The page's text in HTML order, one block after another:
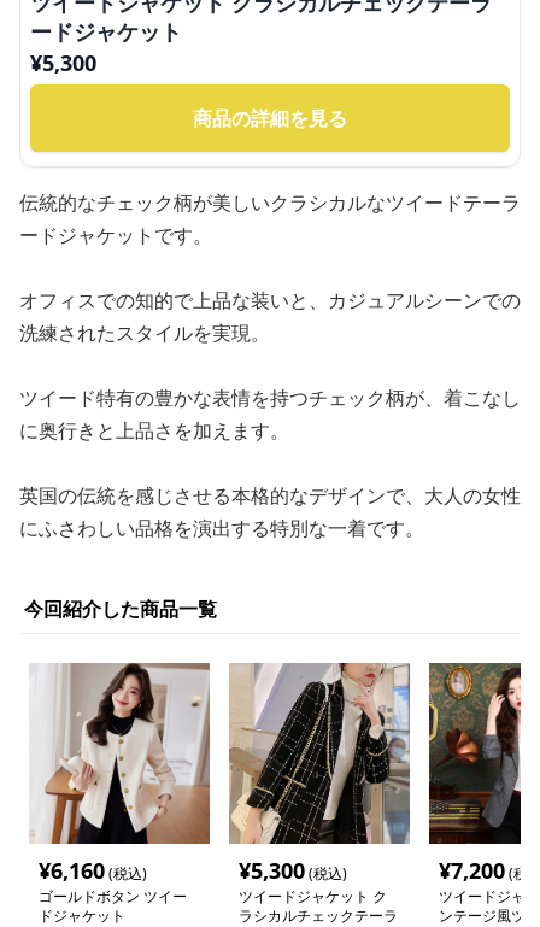
ードジャケット
¥5,300
商品の詳細を見る
伝統的なチェック柄が美しいクラシカルなツイードテーラ
ードジャケットです。
オフィスでの知的で上品な装いと、カジュアルシーンでの
洗練されたスタイルを実現。
ツイード特有の豊かな表情を持つチェック柄が、着こなし
に奥行きと上品さを加えます。
英国の伝統を感じさせる本格的なデザインで、大人の女性
にふさわしい品格を演出する特別な一着です。
今回紹介した商品一覧
¥6,160(税込)
ゴールドボタン ツイー
ドジャケット
¥5,300(税込)
ツイードジャケット ク
ラシカルチェックテーラ
¥7,200(税
ツイードジャ
ンテージ風ツ